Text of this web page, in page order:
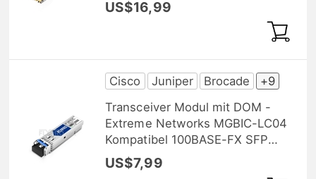
US$16,99
Cisco Juniper Brocade
+9
Transceiver Modul mit DOM -
Extreme Networks MGBIC-LC04
Kompatibel 100BASE-FX SFP
1310nm 2km
US$7,99